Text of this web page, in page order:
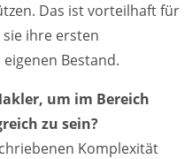
Das ist vorteilhaft für
ihre ersten
Bestand.
um im Bereich
zu sein?
Komplexität